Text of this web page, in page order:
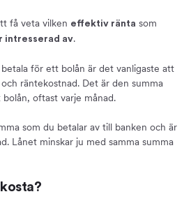
få veta vilken effektiv ränta som
intresserad av.
för ett bolån är det vanligaste att
räntekostnad. Det är den summa
oftast varje månad.
som du betalar av till banken och är
Lånet minskar ju med samma summa